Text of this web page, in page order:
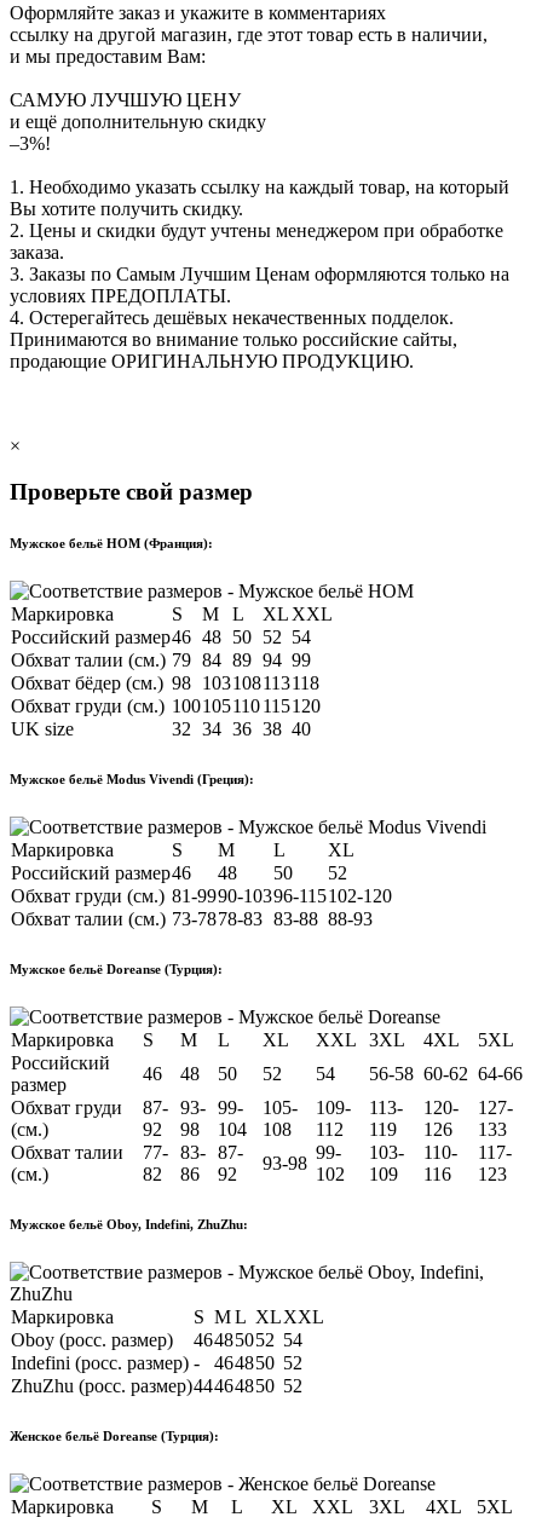
Оформляйте заказ и укажите в комментариях
ссылку на другой магазин, где этот товар есть в наличии,
и мы предоставим Вам:
САМУЮ ЛУЧШУЮ ЦЕНУ
и ещё дополнительную скидку
–3%!
1. Необходимо указать ссылку на каждый товар, на который
Вы хотите получить скидку.
2. Цены и скидки будут учтены менеджером при обработке
заказа.
3. Заказы по Самым Лучшим Ценам оформляются только на
условиях ПРЕДОПЛАТЫ.
4. Остерегайтесь дешёвых некачественных подделок.
Принимаются во внимание только российские сайты,
продающие ОРИГИНАЛЬНУЮ ПРОДУКЦИЮ.
×
Проверьте свой размер
Мужское бельё HOM (Франция):
Маркировка S M L XL XXL
Российский размер46 48 50 52 54
Обхват талии (см.) 79 84 89 94 99
Обхват бёдер (см.) 98 103108113118
Обхват груди (см.) 100105110115120
UK size
32 34 36 38 40
Мужское бельё Modus Vivendi (Греция):
Маркировка S M L
XL
Российский размер46 48 50
52
Обхват груди (см.) 81-9990-10396-115102-120
Обхват талии (см.) 73-7878-83 83-88 88-93
Мужское бельё Doreanse (Турция):
Маркировка S M L XL XXL 3XL 4XL
5XL
Российский
размер
46 48 50 52 54 56-58 60-62 64-66
Обхват груди
(см.)
87-
92
93-
98
99-
104
105-
108
109-
112
113-
119
120-
126
127-
133
Обхват талии
(см.)
77-
82
83-
86
87-
92
93-98
99-
102
103-
109
110-
116
117-
123
Мужское бельё Oboy, Indefini, ZhuZhu:
Маркировка S ML XLXXL
Oboy (росс. размер)
46485052 54
Indefini (росс. размер) - 464850 52
ZhuZhu (росс. размер)44464850 52
Женское бельё Doreanse (Турция):
Маркировка S M L XL XXL 3XL 4XL
5XL